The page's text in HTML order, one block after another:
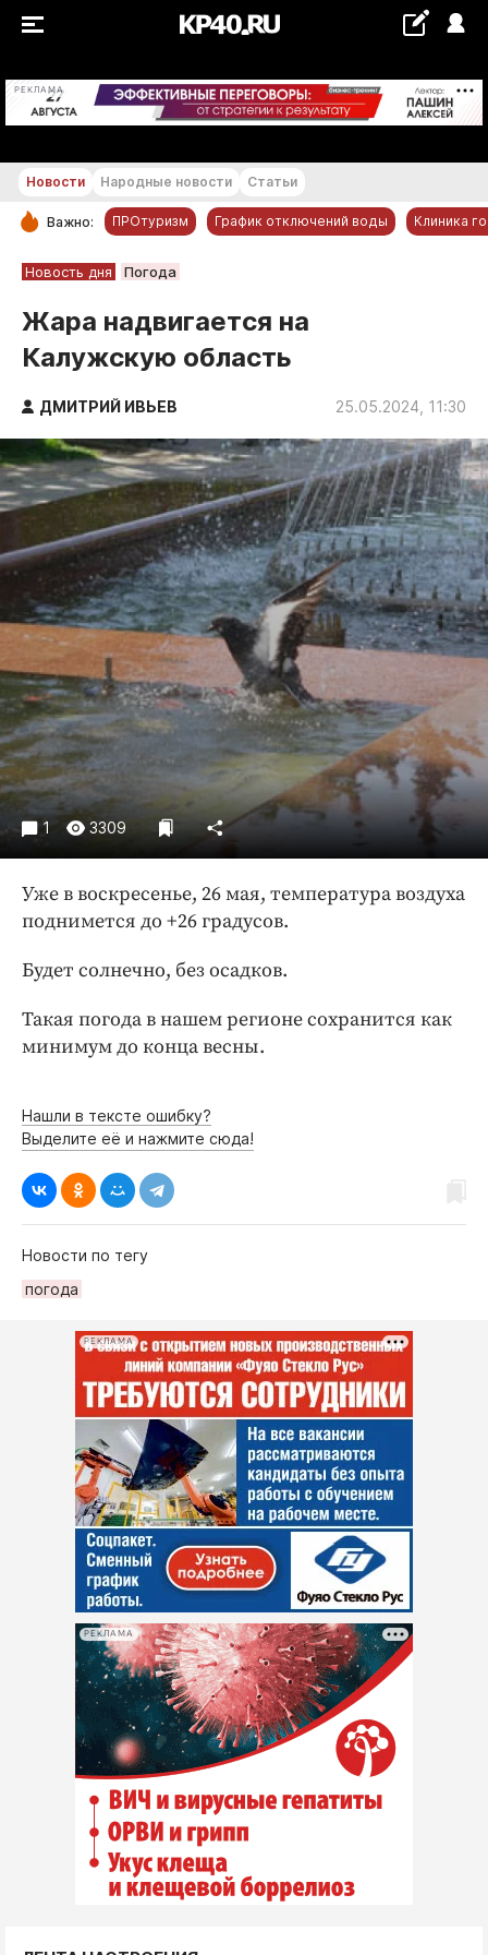
РЕКЛАМА +16...+17 °С
РУБРИКИ
Новости компаний
Статьи
Народные новости
Авто и транспорт
Благоустройство
Криминал
Культура
Недвижимость и ЖКХ
Образование
Общество
Погода
Праздники
Происшествия
Спорт
Экономика и бизнес
ПРОЕКТЫ
Блоги
Издания
Интересное чтиво
Клиника года
Бренд года
Новости Народные новости Статьи
Важно: ПРОтуризм График отключений воды Клиника
Новость дня Погода
Жара надвигается на
Калужскую область
ДМИТРИЙ ИВЬЕВ 25.05.2024, 11:30
1 3309
Уже в воскресенье, 26 мая, температура воздуха
поднимется до +26 градусов.
Будет солнечно, без осадков.
Такая погода в нашем регионе сохранится как
минимум до конца весны.
Нашли в тексте ошибку?
Выделите её и нажмите сюда!
Новости по тегу
погода
РЕКЛАМА
РЕКЛАМА